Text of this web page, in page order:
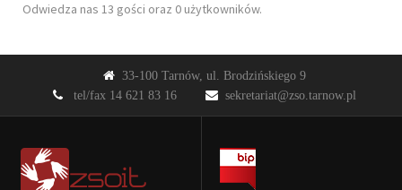
Odwiedza nas 13 gości oraz 0 użytkowników.
33-100 Tarnów, ul. Brodzińskiego 9
tel/fax 14 621 83 16
sekretariat@zso.tarnow.pl